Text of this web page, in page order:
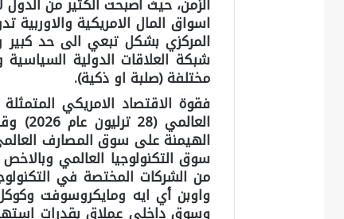
اسواق المال الامريكية
المركزي بشكل تبعي الى حد كبير
شبكة العلاقات الدولية السياسية
مختلفة (صلبة او ذكية).
فقوة الاقتصاد الامريكي
الهيمنة على سوق المصارف
سوق التكنولوجيا العالمي
من الشركات المختصة في
واوبن أي ايه ومايكروسوفت
وسوق داخلي عملاق بقدرات